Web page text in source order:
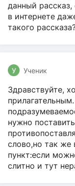
данный рассказ,
в интернете
такого
У Ученик
Здравствуйте,
нужно
слово,но так же
пункт:если
слитно и тут